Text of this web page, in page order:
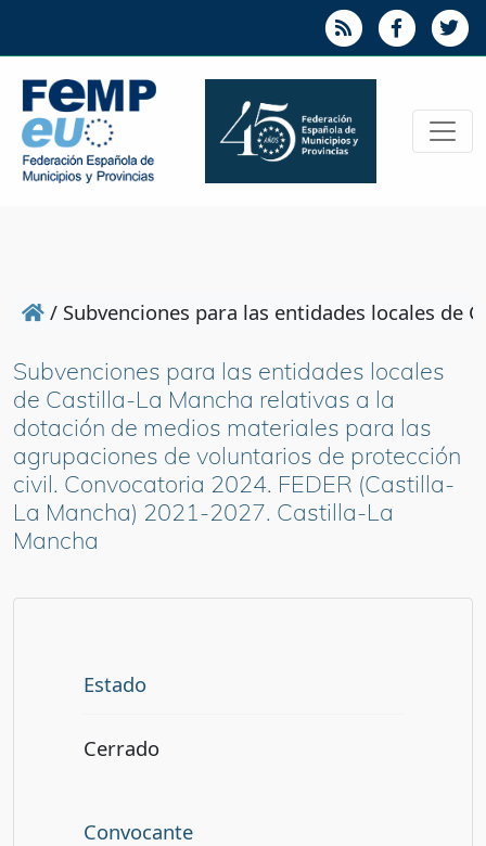
/ Subvenciones para las entidades locales de
Subvenciones para las entidades locales
de Castilla-La Mancha relativas a la
dotación de medios materiales para las
agrupaciones de voluntarios de protección
civil. Convocatoria 2024. FEDER (Castilla-
La Mancha) 2021-2027. Castilla-La
Mancha
Estado
Cerrado
Convocante